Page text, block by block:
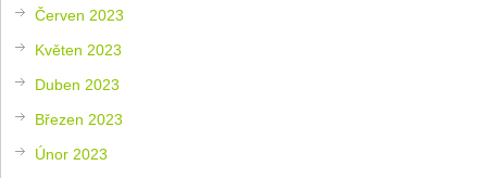
Červen 2023
Květen 2023
Duben 2023
Březen 2023
Únor 2023